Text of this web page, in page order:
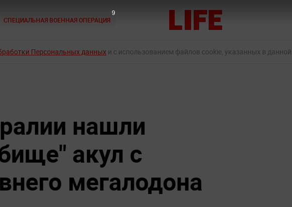
СПЕЦИАЛЬНАЯ ВОЕННАЯ ОПЕРАЦИЯ
Персональных данных и с использованием файлов cookie, указанных в
нашли
акул с
мегалодона
8